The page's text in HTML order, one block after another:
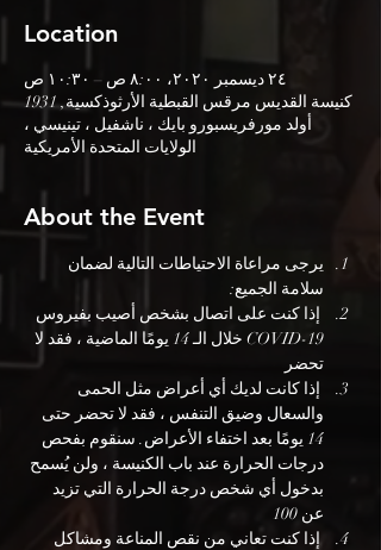
Location
٢٤ ديسمبر ٢٠٢٠، ٨:٠٠ ص – ١٠:٣٠ ص
كنيسة القديس مرقس القبطية الأرثوذكسية, 1931
أولد مورفريسبورو بايك ، ناشفيل ، تينيسي ،
الولايات المتحدة الأمريكية
About the Event
يرجى مراعاة الاحتياطات التالية لضمان
سلامة الجميع:
إذا كنت على اتصال بشخص أصيب بفيروس
COVID-19 خلال الـ 14 يومًا الماضية ، فقد لا
تحضر
إذا كانت لديك أي أعراض مثل الحمى
والسعال وضيق التنفس ، فقد لا تحضر حتى
14 يومًا بعد اختفاء الأعراض. سنقوم بفحص
درجات الحرارة عند باب الكنيسة ، ولن يُسمح
بدخول أي شخص درجة الحرارة التي تزيد
عن 100
إذا كنت تعاني من نقص المناعة ومشاكل